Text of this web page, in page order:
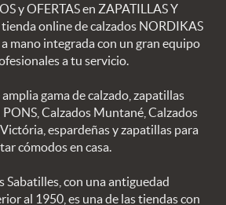
y OFERTAS en ZAPATILLAS Y
tienda online de calzados NORDIKAS
mano integrada con un gran equipo
a tu servicio.
gama de calzado, zapatillas
Calzados Muntané, Calzados
espardeñas y zapatillas para
cómodos en casa.
Sabatilles, con una antiguedad
al 1950, es una de las tiendas con